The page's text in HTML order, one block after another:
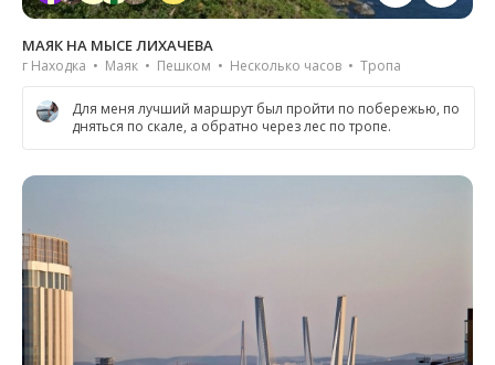
МАЯК НА МЫСЕ ЛИХАЧЕВА
г Находка • Маяк • Пешком • Несколько часов • Тропа
Для меня лучший маршрут был пройти по побережью, по
дняться по скале, а обратно через лес по тропе.